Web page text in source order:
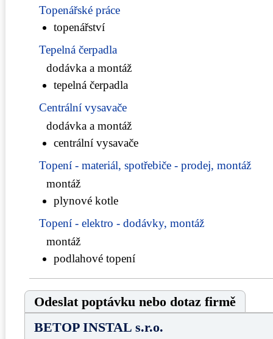
Topenářské práce
topenářství
Tepelná čerpadla
dodávka a montáž
tepelná čerpadla
Centrální vysavače
dodávka a montáž
centrální vysavače
Topení - materiál, spotřebiče - prodej, montáž
montáž
plynové kotle
Topení - elektro - dodávky, montáž
montáž
podlahové topení
Odeslat poptávku nebo dotaz firmě
BETOP INSTAL s.r.o.